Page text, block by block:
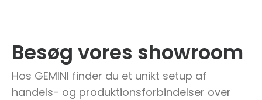
Besøg vores showroom
Hos GEMINI finder du et unikt setup af
handels- og produktionsforbindelser over